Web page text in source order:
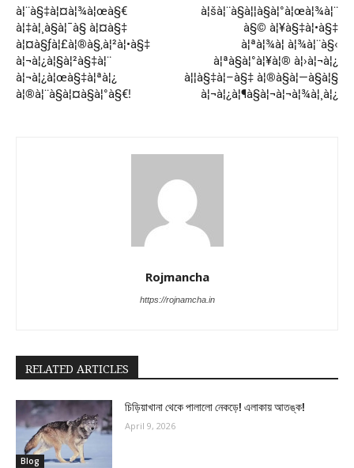
à¦¨à§‡à¦¤à¦¾à¦œà§€
à¦‡à¦¸à§à¦¯à§ à¦¤à§‡
à¦¤à§ƒà¦£à¦®à§‚à¦²à¦•à§‡
à¦¬à¦¿à¦§à¦²à§‡à¦¨
à¦¬à¦¿à¦œà§‡à¦ªà¦¿
à¦®à¦¨à§à¦¤à§à¦°à§€!
à¦šà¦¨à§à¦¦à§à¦°à¦œà¦¾à¦¨
à§© à¦¥à§‡à¦•à§‡
à¦ªà¦¾à¦ à¦¾à¦¨à§‹
à¦ªà§à¦°à¦¥à¦® à¦›à¦¬à¦¿
à¦¦à§‡à¦–à§‡ à¦®à§à¦—à§à¦§
à¦¬à¦¿à¦¶à§à¦¬à¦¬à¦¾à¦¸à¦¿
Rojmancha
https://rojnamcha.in
RELATED ARTICLES
Blog
চিড়িয়াখানা থেকে পালালো নেকড়ে! এলাকায় আতঙ্ক!
April 9, 2026